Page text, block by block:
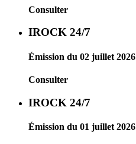
Consulter
IROCK 24/7
Émission du 02 juillet 2026
Consulter
IROCK 24/7
Émission du 01 juillet 2026